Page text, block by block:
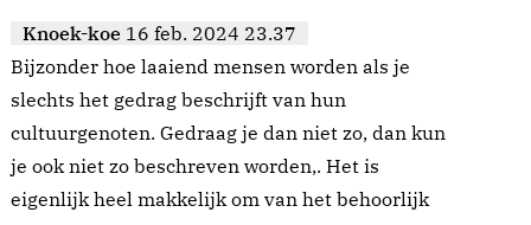
Knoek-koe 16 feb. 2024 23.37
Bijzonder hoe laaiend mensen worden als je
slechts het gedrag beschrijft van hun
cultuurgenoten. Gedraag je dan niet zo, dan kun
je ook niet zo beschreven worden,. Het is
eigenlijk heel makkelijk om van het behoorlijk